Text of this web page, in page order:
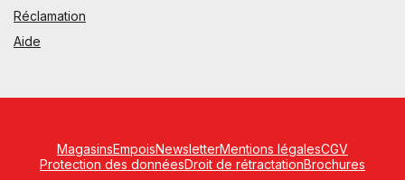
Réclamation
Aide
MagasinsEmpoisNewsletterMentions légalesCGV
Protection des donnéesDroit de rétractationBrochures